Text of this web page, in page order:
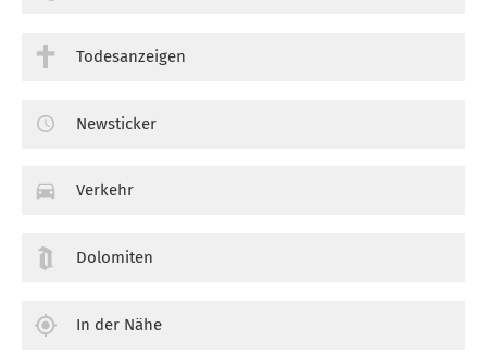
Todesanzeigen
Newsticker
Verkehr
Dolomiten
In der Nähe